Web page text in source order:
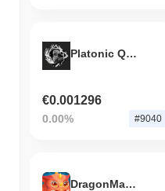
Platonic Quintessence
€0.001296
0.00% #9040
DragonMaster Totem